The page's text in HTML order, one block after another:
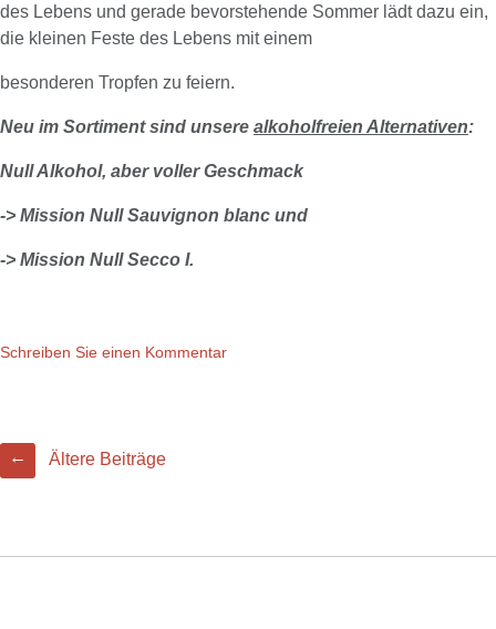
des Lebens und gerade bevorstehende Sommer lädt dazu ein,
die kleinen Feste des Lebens mit einem
besonderen Tropfen zu feiern.
Neu im Sortiment sind unsere alkoholfreien Alternativen:
Null Alkohol, aber voller Geschmack
-> Mission Null Sauvignon blanc und
-> Mission Null Secco I.
Schreiben Sie einen Kommentar
BEITRAGSNAVIGATION
← Ältere Beiträge